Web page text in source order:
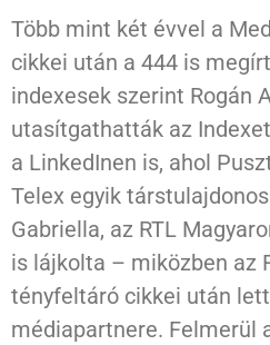
Több mint két évvel a
cikkei után a 444 is
indexesek szerint Rogán
utasítgathatták az
a LinkedInen is, ahol
Telex egyik
Gabriella, az RTL
is lájkolta – miközben az
tényfeltáró cikkei után
médiapartnere. Felmerül